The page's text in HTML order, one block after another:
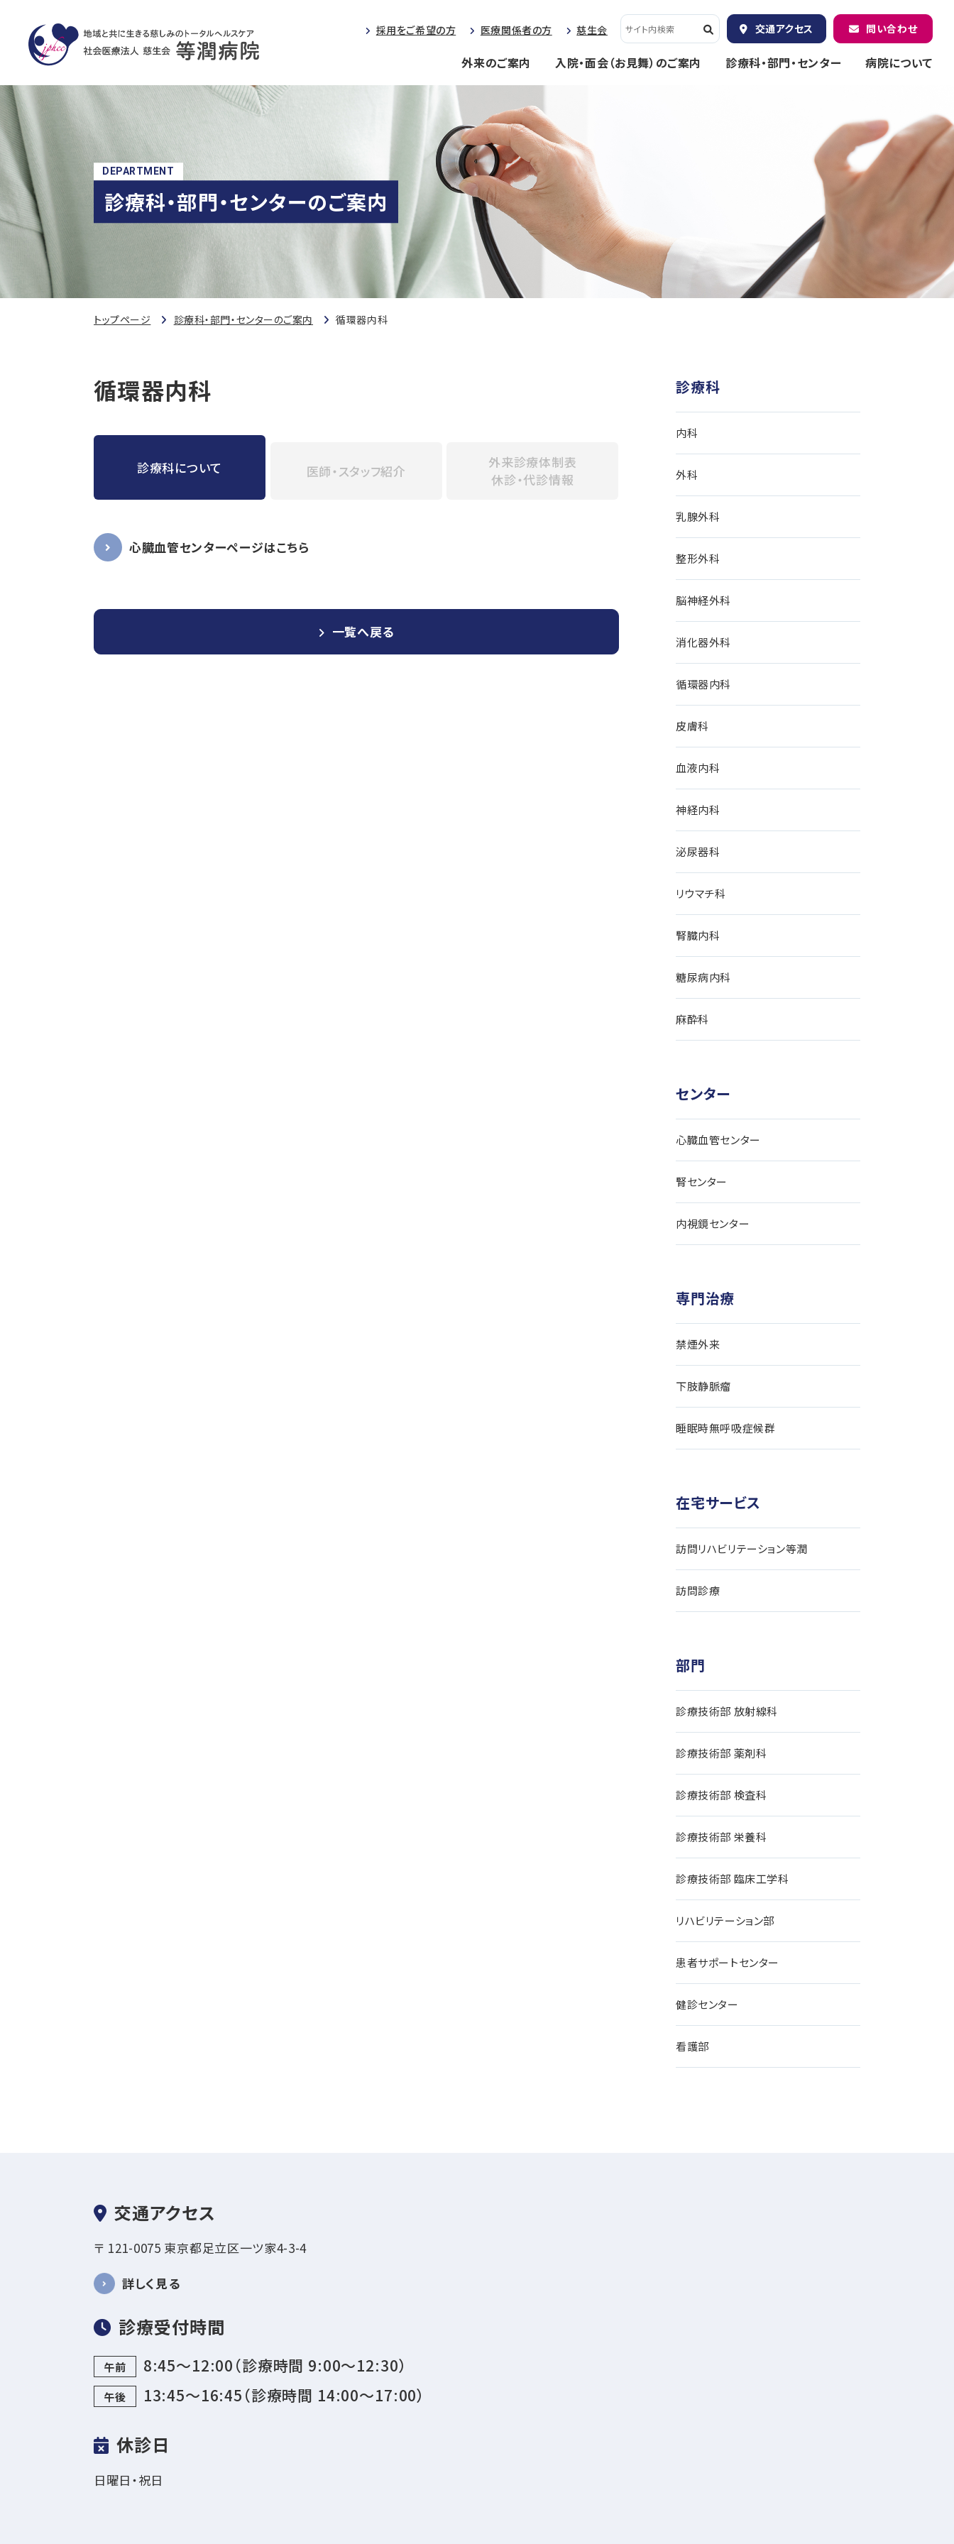
採用をご希望の方 医療関係者の方 慈生会 交通アクセス 問い合わせ
外来のご案内 入院・面会（お見舞）のご案内 診療科・部門・センター 病院について
DEPARTMENT
診療科・部門・センターのご案内
トップページ 診療科・部門・センターのご案内 循環器内科
循環器内科
診療科について 医師・スタッフ紹介
外来診療体制表
休診・代診情報
心臓血管センターページはこちら
一覧へ戻る
診療科
内科
外科
乳腺外科
整形外科
脳神経外科
消化器外科
循環器内科
皮膚科
血液内科
神経内科
泌尿器科
リウマチ科
腎臓内科
糖尿病内科
麻酔科
センター
心臓血管センター
腎センター
内視鏡センター
専門治療
禁煙外来
下肢静脈瘤
睡眠時無呼吸症候群
在宅サービス
訪問リハビリテーション等潤
訪問診療
部門
診療技術部 放射線科
診療技術部 薬剤科
診療技術部 検査科
診療技術部 栄養科
診療技術部 臨床工学科
リハビリテーション部
患者サポートセンター
健診センター
看護部
交通アクセス
〒 121-0075 東京都足立区一ツ家4-3-4
詳しく見る
診療受付時間
午前 8:45～12:00（診療時間 9:00〜12:30）
午後 13:45～16:45（診療時間 14:00〜17:00）
休診日
日曜日・祝日